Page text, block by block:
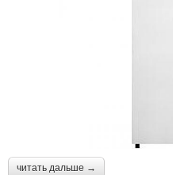
читать дальше →